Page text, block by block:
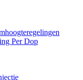
Per Dop